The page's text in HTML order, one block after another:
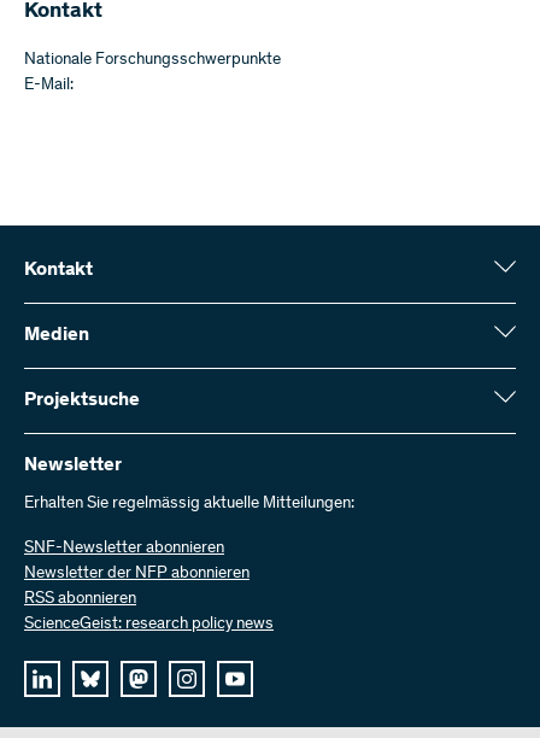
Kontakt
Nationale Forschungsschwerpunkte
E-Mail:
Kontakt
Schweizerischer Nationalfonds (SNF)
Wildhainweg 3
Kontakt aufnehmen
Rechnung senden
Bei uns arbeiten
Offene Stellen
Medien
Medienauskünfte
Jahresbericht
Projektsuche
Hier finden Sie umfangreiche Informationen zu den vom SNF
bewilligten Forschungsprojekten und Förderbeiträgen:
Projektsuche
Newsletter
Erhalten Sie regelmässig aktuelle Mitteilungen:
SNF-Newsletter abonnieren
Newsletter der NFP abonnieren
RSS abonnieren
ScienceGeist: research policy news